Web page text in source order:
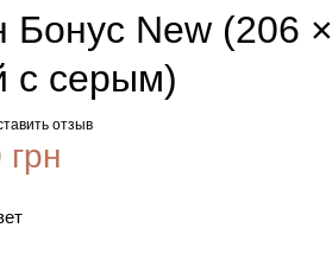
Бонус New (206
с серым)
отзыв